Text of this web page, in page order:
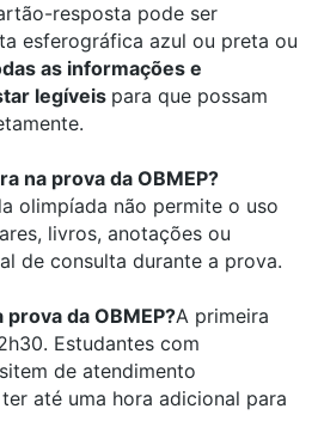
resposta pode ser
esferográfica azul ou preta ou
as informações e
legíveis para que possam
na prova da OBMEP?
olimpíada não permite o uso
livros, anotações ou
de consulta durante a prova.
da OBMEP?A primeira
Estudantes com
de atendimento
até uma hora adicional para